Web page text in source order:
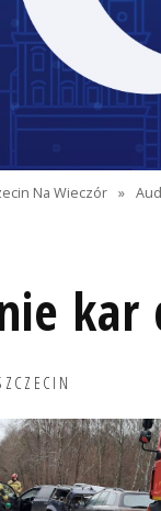
Na Wieczór »